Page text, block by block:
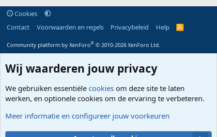
Cookies
Contact
Voorwaarden en regels Privacybeleid Help
R
S
Community platform by XenForo® © 2010-2026 XenForo Ltd.
Wij waarderen jouw privacy
We gebruiken essentiële cookies om deze site te laten
werken, en optionele cookies om de ervaring te verbeteren.
Meer informatie en configureer jouw voorkeuren